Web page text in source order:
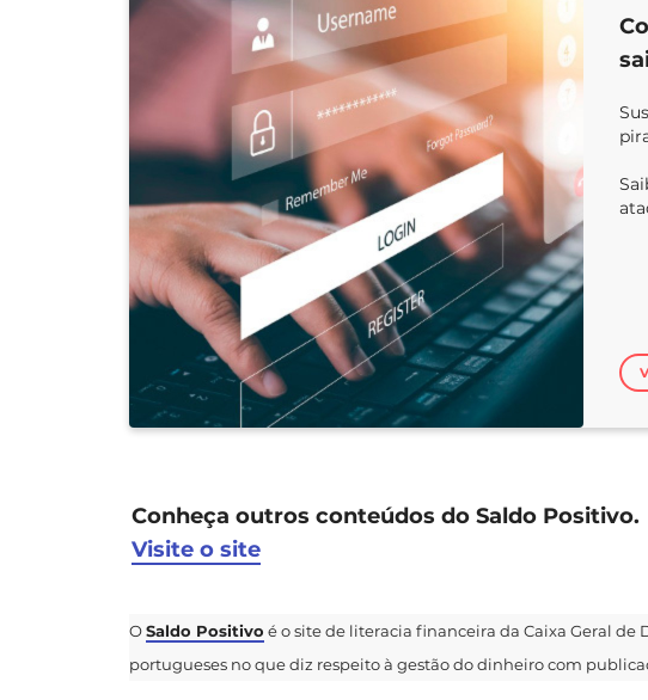
Conheça outros conteúdos do Saldo Positivo.
Visite o site
OSaldo Positivo é o site de literacia financeira da Caixa Geral
portugueses no que diz respeito à gestão do dinheiro com